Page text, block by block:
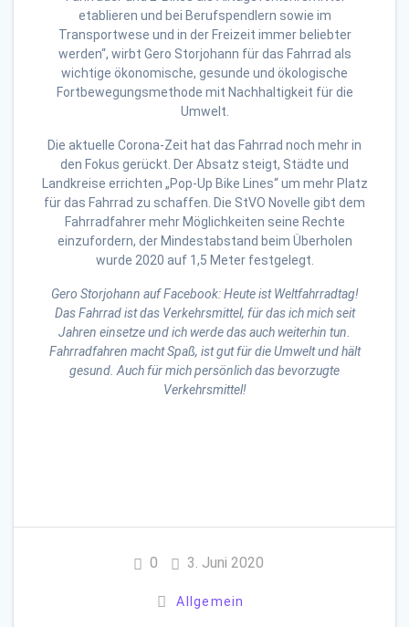
etablieren und bei Berufspendlern sowie im
Transportwese und in der Freizeit immer beliebter
werden“, wirbt Gero Storjohann für das Fahrrad als
wichtige ökonomische, gesunde und ökologische
Fortbewegungsmethode mit Nachhaltigkeit für die
Umwelt.
Die aktuelle Corona-Zeit hat das Fahrrad noch mehr in
den Fokus gerückt. Der Absatz steigt, Städte und
Landkreise errichten „Pop-Up Bike Lines“ um mehr Platz
für das Fahrrad zu schaffen. Die StVO Novelle gibt dem
Fahrradfahrer mehr Möglichkeiten seine Rechte
einzufordern, der Mindestabstand beim Überholen
wurde 2020 auf 1,5 Meter festgelegt.
Gero Storjohann auf Facebook: Heute ist Weltfahrradtag!
Das Fahrrad ist das Verkehrsmittel, für das ich mich seit
Jahren einsetze und ich werde das auch weiterhin tun.
Fahrradfahren macht Spaß, ist gut für die Umwelt und hält
gesund. Auch für mich persönlich das bevorzugte
Verkehrsmittel!
0 3. Juni 2020
Allgemein